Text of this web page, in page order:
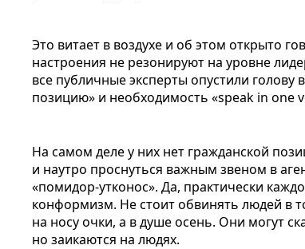
Это витает в воздухе и об этом открыто
настроения не резонируют на уровне
все публичные эксперты опустили голову
позицию» и необходимость «speak in one
На самом деле у них нет гражданской
и наутро проснуться важным звеном в
«помидор-утконос». Да, практически
конформизм. Не стоит обвинять людей в
на носу очки, а в душе осень. Они могут
но заикаются на людях.